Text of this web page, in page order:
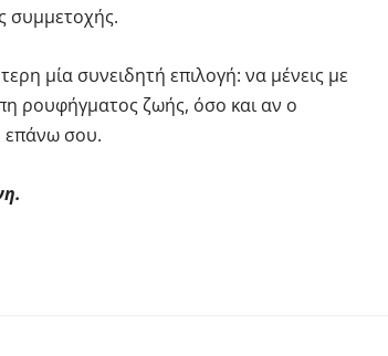
συμμετοχής.
μία συνειδητή επιλογή: να μένεις με
ρουφήγματος ζωής, όσο και αν ο
επάνω σου.